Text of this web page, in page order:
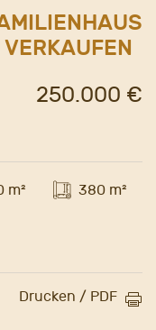
250.000 €
m² 380 m²
Drucken / PDF